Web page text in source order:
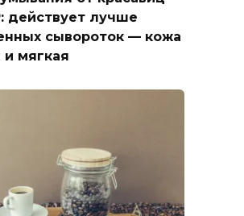
действует лучше
сывороток — кожа
и мягкая